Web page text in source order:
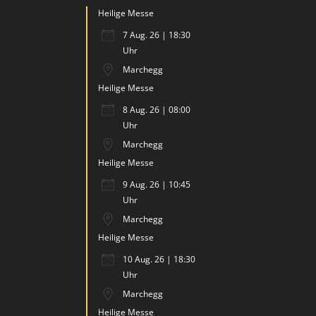
Heilige Messe
7 Aug. 26 | 18:30
Uhr
Marchegg
Heilige Messe
8 Aug. 26 | 08:00
Uhr
Marchegg
Heilige Messe
9 Aug. 26 | 10:45
Uhr
Marchegg
Heilige Messe
10 Aug. 26 | 18:30
Uhr
Marchegg
Heilige Messe